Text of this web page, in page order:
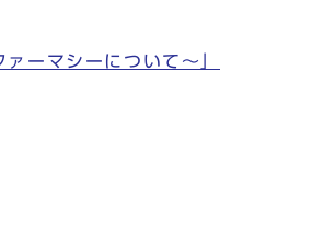
ーマシーについて～」